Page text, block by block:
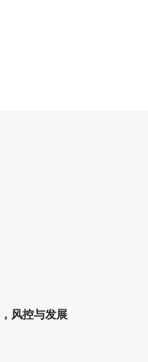
风控与发展